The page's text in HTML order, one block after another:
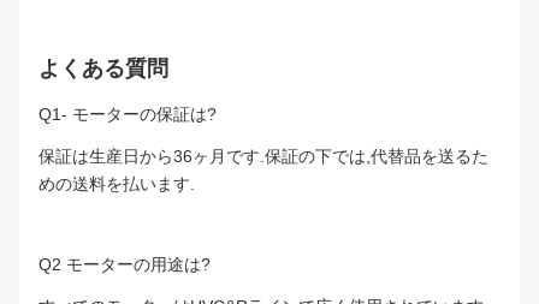
よくある質問
Q1- モーターの保証は?
保証は生産日から36ヶ月です.保証の下では,代替品を送るた
めの送料を払います.
Q2 モーターの用途は?